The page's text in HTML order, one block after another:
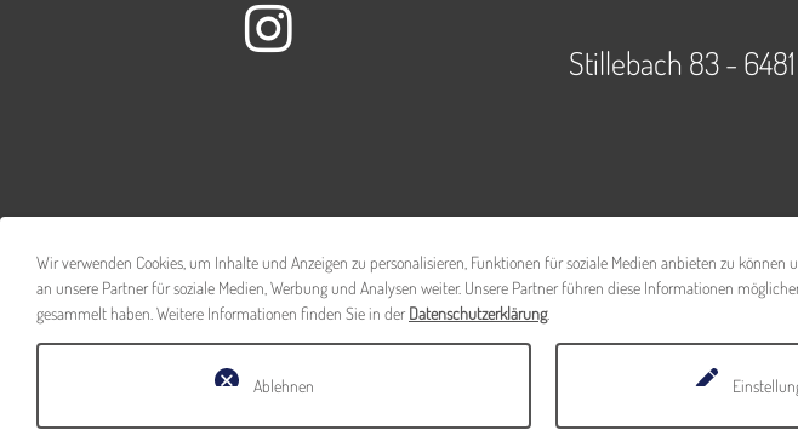
Stillebach 83 -
Wir verwenden Cookies, um Inhalte und Anzeigen zu personalisieren, Funktionen für soziale Medien anbieten zu
an unsere Partner für soziale Medien, Werbung und Analysen weiter. Unsere Partner führen diese Informationen
gesammelt haben. Weitere Informationen finden Sie in der Datenschutzerklärung.
Ablehnen